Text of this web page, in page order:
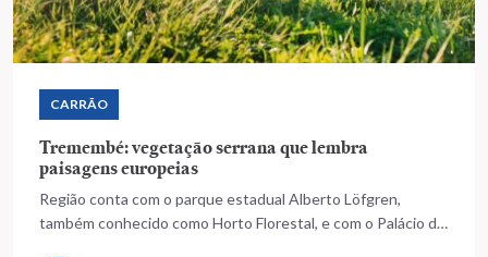
CARRÃO
Tremembé: vegetação serrana que lembra
paisagens europeias
Região conta com o parque estadual Alberto Löfgren,
também conhecido como Horto Florestal, e com o Palácio de